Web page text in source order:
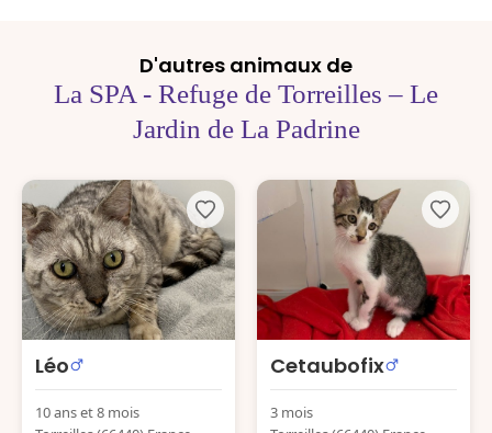
D'autres animaux de
La SPA - Refuge de Torreilles – Le
Jardin de La Padrine
Léo
10 ans et 8 mois
Cetaubofix
3 mois